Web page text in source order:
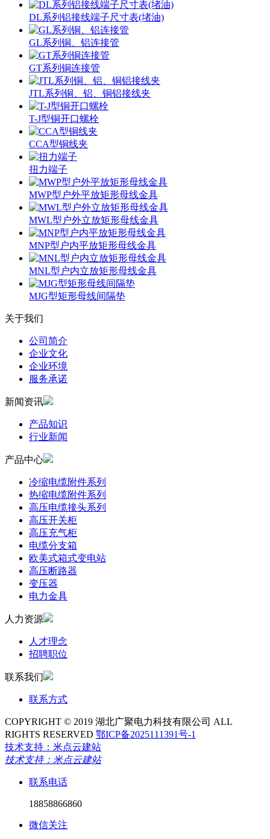
DL系列铝接线端子尺寸表(堵油)
GL系列铜、铝连接管
GT系列铜连接管
JTL系列铜、铝、铜铝接线夹
T-J型铜开口螺栓
CCA型铜线夹
扭力端子
MWP型户外平放矩形母线金具
MWL型户外立放矩形母线金具
MNP型户内平放矩形母线金具
MNL型户内立放矩形母线金具
MJG型矩形母线间隔垫
关于我们
公司简介
企业文化
企业环境
服务承诺
新闻资讯
产品知识
行业新闻
产品中心
冷缩电缆附件系列
热缩电缆附件系列
高压电缆接头系列
高压开关柜
高压充气柜
电缆分支箱
欧美式箱式变电站
高压断路器
变压器
电力金具
人力资源
人才理念
招聘职位
联系我们
联系方式
COPYRIGHT © 2019 湖北广聚电力科技有限公司 ALL
RIGHTS RESERVED 鄂ICP备2025111391号-1
技术支持：米点云建站
技术支持：米点云建站
联系电话
18858866860
微信关注